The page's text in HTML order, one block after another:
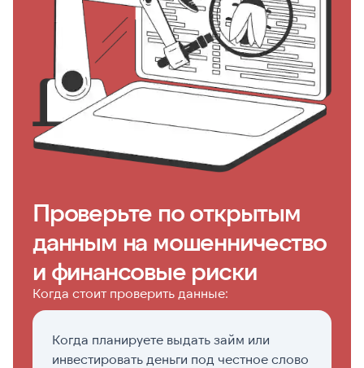
Проверьте по открытым
данным на мошенничество
и финансовые риски
Когда стоит проверить данные:
Когда планируете выдать займ или
инвестировать деньги под честное слово